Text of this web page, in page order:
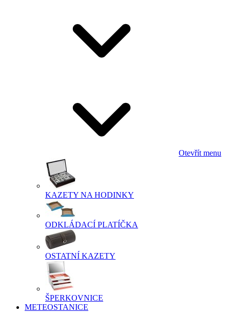
Otevřít menu
KAZETY NA HODINKY
ODKLÁDACÍ PLATÍČKA
OSTATNÍ KAZETY
ŠPERKOVNICE
METEOSTANICE